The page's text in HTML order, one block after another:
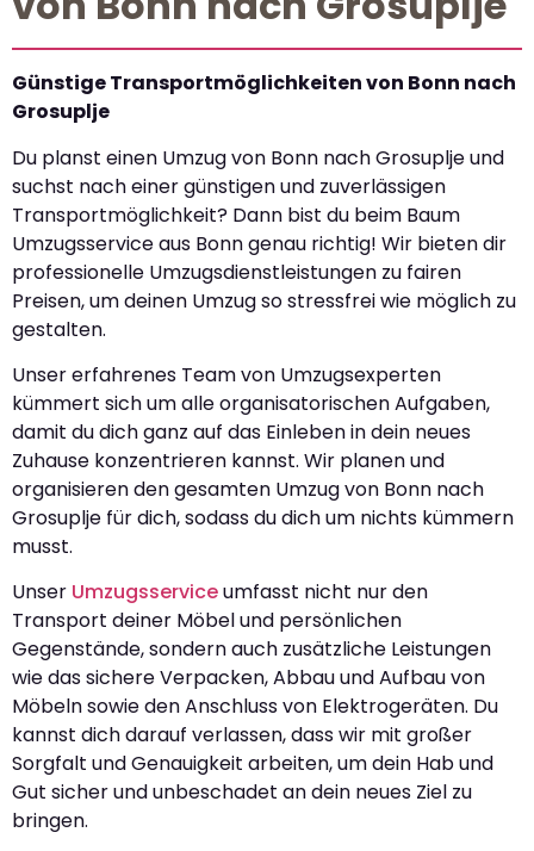
Günstige Transportmöglichkeiten von Bonn nach
Grosuplje
Du planst einen Umzug von Bonn nach Grosuplje und
suchst nach einer günstigen und zuverlässigen
Transportmöglichkeit? Dann bist du beim Baum
Umzugsservice aus Bonn genau richtig! Wir bieten dir
professionelle Umzugsdienstleistungen zu fairen
Preisen, um deinen Umzug so stressfrei wie möglich zu
gestalten.
Unser erfahrenes Team von Umzugsexperten
kümmert sich um alle organisatorischen Aufgaben,
damit du dich ganz auf das Einleben in dein neues
Zuhause konzentrieren kannst. Wir planen und
organisieren den gesamten Umzug von Bonn nach
Grosuplje für dich, sodass du dich um nichts kümmern
musst.
Unser Umzugsserviceumfasst nicht nur den
Transport deiner Möbel und persönlichen
Gegenstände, sondern auch zusätzliche Leistungen
wie das sichere Verpacken, Abbau und Aufbau von
Möbeln sowie den Anschluss von Elektrogeräten. Du
kannst dich darauf verlassen, dass wir mit großer
Sorgfalt und Genauigkeit arbeiten, um dein Hab und
Gut sicher und unbeschadet an dein neues Ziel zu
bringen.